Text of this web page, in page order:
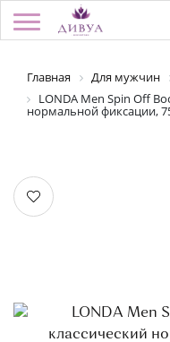
Войти /
БРЕНДЫ
НОВИНКИ
Здравствуйте! Что вы
Главная Для мужчин
LONDA Men Spin Off
нормальной фиксации,